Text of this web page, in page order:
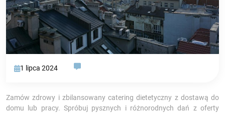
1 lipca 2024
Zamów zdrowy i zbilansowany catering dietetyczny z dostawą do
domu lub pracy. Spróbuj pysznych i różnorodnych dań z oferty